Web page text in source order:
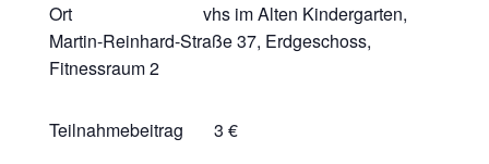
Ort vhs im Alten Kindergarten,
Martin-Reinhard-Straße 37, Erdgeschoss,
Fitnessraum 2
Teilnahmebeitrag 3 €